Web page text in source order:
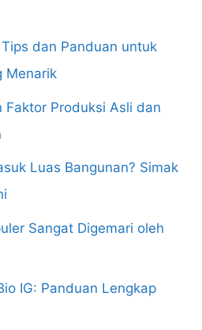
dan Panduan untuk
Menarik
Faktor Produksi Asli dan
Luas Bangunan? Simak
Sangat Digemari oleh
IG: Panduan Lengkap